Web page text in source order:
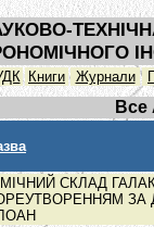
Книги Журнали
Все
СКЛАД
ЗА